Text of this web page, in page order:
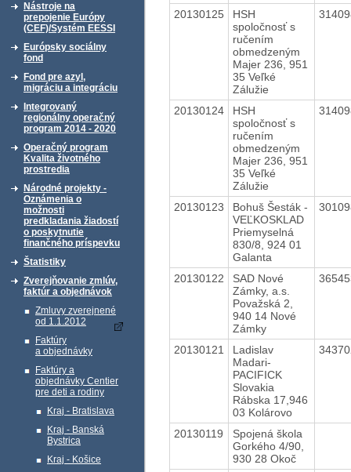
Nástroje na
prepojenie Európy
(CEF)/Systém EESSI
Európsky sociálny
fond
Fond pre azyl,
migráciu a integráciu
Integrovaný
regionálny operačný
program 2014 - 2020
Operačný program
Kvalita životného
prostredia
Národné projekty -
Oznámenia o
možnosti
predkladania žiadostí
o poskytnutie
finančného príspevku
Štatistiky
Zverejňovanie zmlúv,
faktúr a objednávok
Zmluvy zverejnené
od 1.1.2012
Faktúry
a objednávky
Faktúry a
objednávky Centier
pre deti a rodiny
Kraj - Bratislava
Kraj - Banská
Bystrica
Kraj - Košice
20130125
HSH
spoločnosť s
ručením
obmedzeným
Majer 236, 951
35 Veľké
Zálužie
20130124
HSH
spoločnosť s
ručením
obmedzeným
Majer 236, 951
35 Veľké
Zálužie
20130123
Bohuš Šesták -
VEĽKOSKLAD
Priemyselná
830/8, 924 01
Galanta
20130122
SAD Nové
Zámky, a.s.
Považská 2,
940 14 Nové
Zámky
20130121
Ladislav
Madari-
PACIFICK
Slovakia
Rábska 17,946
03 Kolárovo
20130119
Spojená škola
Gorkého 4/90,
930 28 Okoč